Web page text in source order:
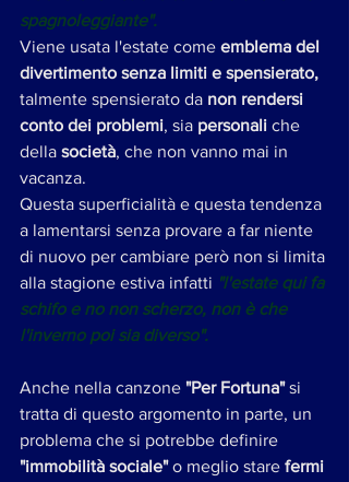
spagnoleggiante".
Viene usata l'estate come emblema del
divertimento senza limiti e spensierato,
talmente spensierato da non rendersi
conto dei problemi, sia personali che
della società, che non vanno mai in
vacanza.
Questa superficialità e questa tendenza
a lamentarsi senza provare a far niente
di nuovo per cambiare però non si limita
alla stagione estiva infatti "l'estate qui fa
schifo e no non scherzo, non è che
l'inverno poi sia diverso".
Anche nella canzone "Per Fortuna" si
tratta di questo argomento in parte, un
problema che si potrebbe definire
"immobilità sociale" o meglio stare fermi